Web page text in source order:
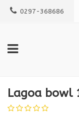
0297-368686
Lagoa bowl